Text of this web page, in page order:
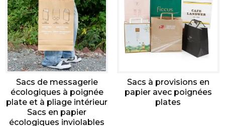
Sacs de messagerie
écologiques à poignée
plate et à pliage intérieur
Sacs en papier
écologiques inviolables
Sacs à provisions en
papier avec poignées
plates